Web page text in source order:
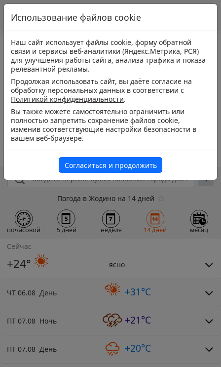
Погода в Жодино на 14 дней
почасовой 5 дней неделя 14 дней месяц
Сейчас
+24° ясно
ЧТ 06.08 День +31°C
ПТ 07.08 Ночь +21°C
ПТ 07.08 День +20°C
Использование файлов cookie
Наш сайт использует файлы cookie, форму обратной
связи и сервисы веб-аналитики (Яндекс.Метрика, РСЯ)
для улучшения работы сайта, анализа трафика и показа
релевантной рекламы.
Продолжая использовать сайт, вы даёте согласие на
обработку персональных данных в соответствии с
Политикой конфиденциальности.
Вы также можете самостоятельно ограничить или
полностью запретить сохранение файлов cookie,
изменив соответствующие настройки безопасности в
вашем веб-браузере.
Согласиться и продолжить